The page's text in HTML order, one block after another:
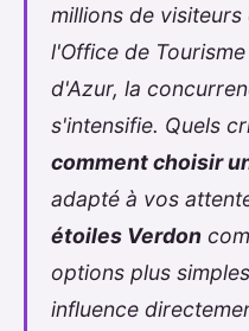
millions de
l'Office de
d'Azur, la
s'intensifie. Quels
comment choisir
adapté à vos
étoiles Verdon
options plus
influence